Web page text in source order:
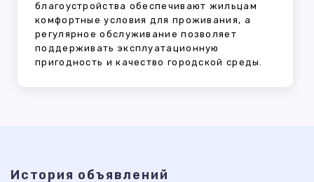
благоустройства обеспечивают жильцам
комфортные условия для проживания, а
регулярное обслуживание позволяет
поддерживать эксплуатационную
пригодность и качество городской среды.
История объявлений